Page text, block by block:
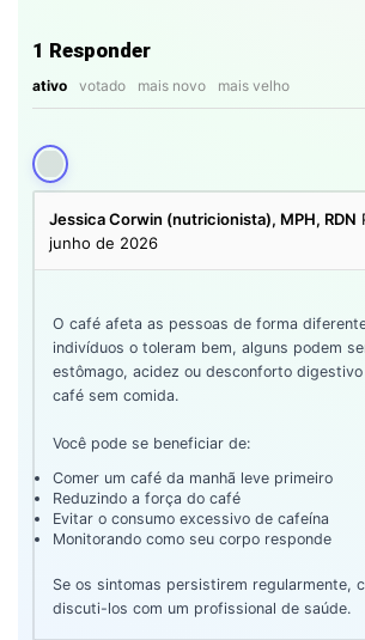
1 Responder
ativo votado mais novo mais velho
Jessica Corwin (nutricionista), MPH, RDN
junho de 2026
O café afeta as pessoas de forma
indivíduos o toleram bem, alguns podem
estômago, acidez ou desconforto
café sem comida.
Você pode se beneficiar de:
Comer um café da manhã leve primeiro
Reduzindo a força do café
Evitar o consumo excessivo de cafeína
Monitorando como seu corpo responde
Se os sintomas persistirem regularmente,
discuti-los com um profissional de saúde.